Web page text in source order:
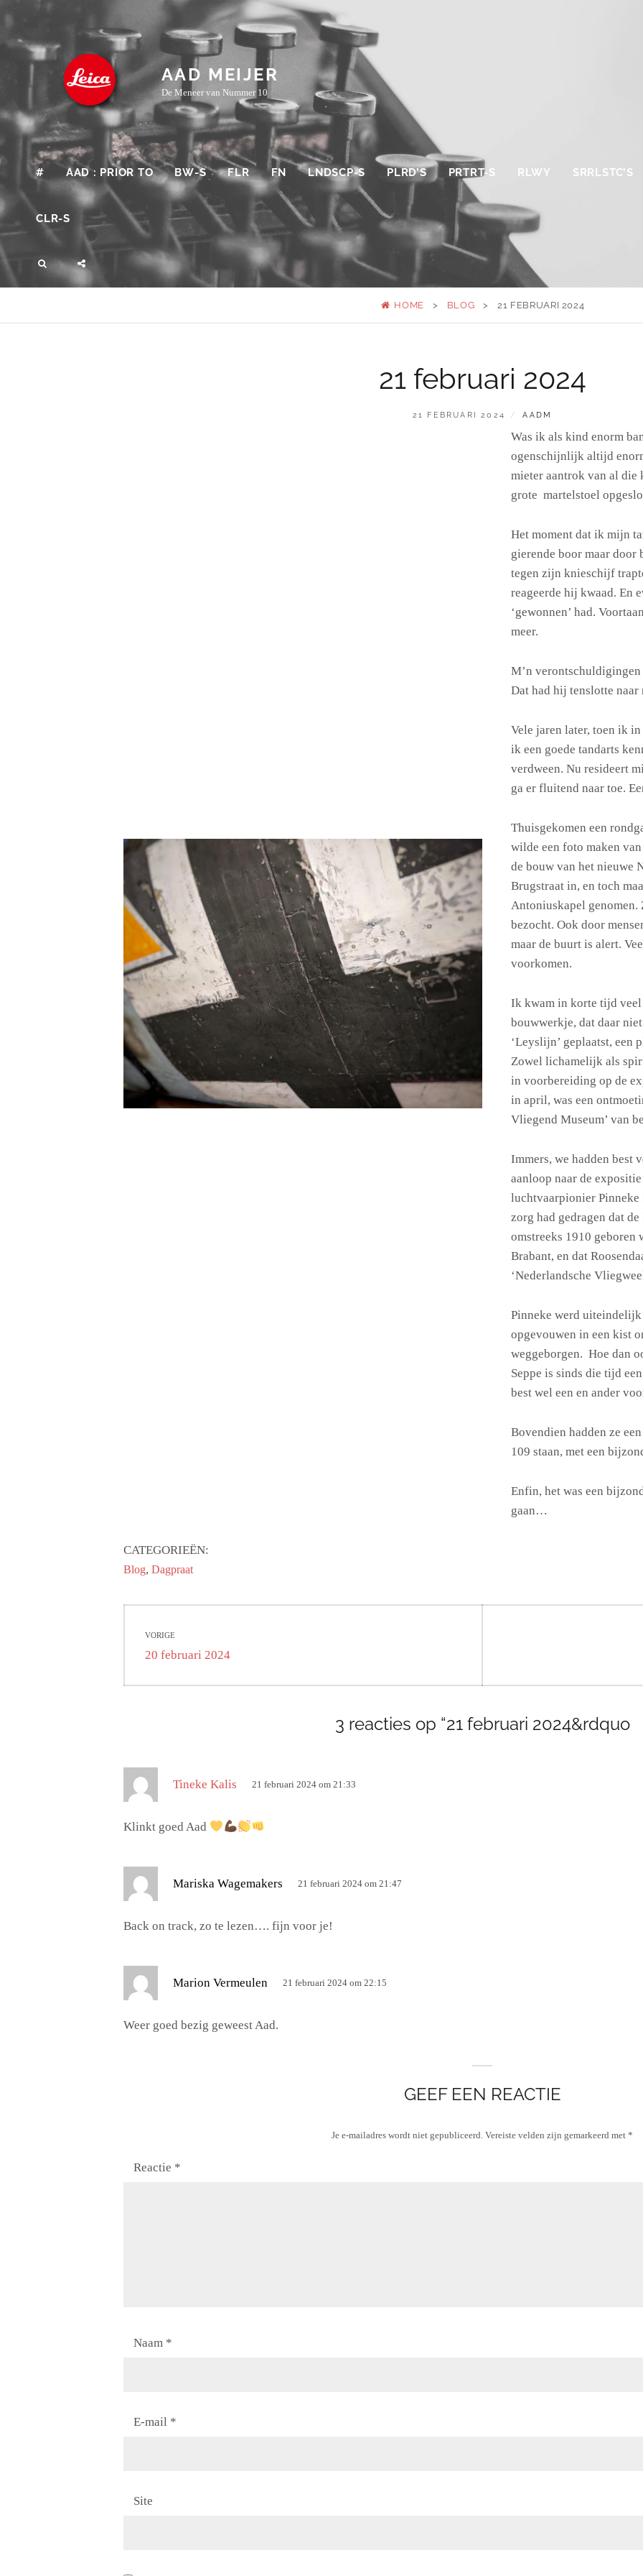
content
AAD MEIJER
De Meneer van Nummer 10
# AAD : PRIOR TO BW-S FLR FN LNDSCP-S PLRD’S PRTRT-S RLWY SRRLSTC’S
CLR-S
SEARCH
HOME > BLOG > 21 FEBRUARI 2024
21 februari 2024
GEPLAATST
21 FEBRUARI 2024 BY
AADM
Was ik als kind enorm
ogenschijnlijk altijd
mieter aantrok van al die
grote martelstoel
Het moment dat ik mijn
gierende boor maar door
tegen zijn knieschijf
reageerde hij kwaad. En
‘gewonnen’ had.
meer.
M’n
Dat had hij tenslotte
Vele jaren later, toen ik
ik een goede tandarts
verdween. Nu resideert
ga er fluitend naar toe.
Thuisgekomen een
wilde een foto maken
de bouw van het nieuwe
Brugstraat in, en toch
Antoniuskapel genomen.
bezocht. Ook door
maar de buurt is alert.
voorkomen.
Ik kwam in korte tijd
bouwwerkje, dat daar
‘Leyslijn’ geplaatst, een
Zowel lichamelijk als
in voorbereiding op de
in april, was een
Vliegend Museum’ van
Immers, we hadden best
aanloop naar de
luchtvaarpionier Pinneke
zorg had gedragen dat
omstreeks 1910 geboren
Brabant, en dat
‘Nederlandsche
Pinneke werd
opgevouwen in een kist
weggeborgen. Hoe dan
Seppe is sinds die tijd
best wel een en ander
Bovendien hadden ze
109 staan, met een
Enfin, het was een
gaan…
CATEGORIEËN:
Blog, Dagpraat
navigatie
VORIGE
Vorig
20 februari 2024
3 reacties op “21 februari 2024&rdquo
Tineke Kalis
r
f
21 februari 2024 om 21:33
Klinkt goed Aad
Mariska Wagemakers
r
21 februari 2024 om 21:47
Back on track, zo te lezen…. fijn voor je!
Marion Vermeulen
r
21 februari 2024 om 22:15
Weer goed bezig geweest Aad.
GEEF EEN REACTIE
Je e-mailadres wordt niet gepubliceerd. Vereiste velden zijn gemarkeerd met *
Reactie *
Naam *
E-mail *
Site